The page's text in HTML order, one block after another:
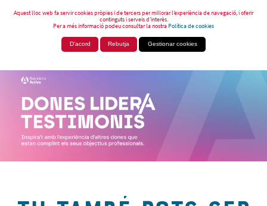
Aquest lloc web fa servir cookies pròpies i de tercers per millorar l’experiència de navegació, i oferir
continguts i serveis d’interès.
Per a més informació podeu consultar la nostraPolítica de cookies
D'acord Rebutja Gestionar cookies